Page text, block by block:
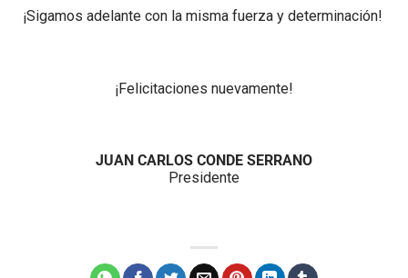
¡Sigamos adelante con la misma fuerza y determinación!
¡Felicitaciones nuevamente!
JUAN CARLOS CONDE SERRANO
Presidente